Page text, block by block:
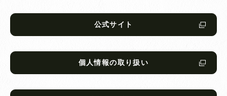
公式サイト
個人情報の取り扱い